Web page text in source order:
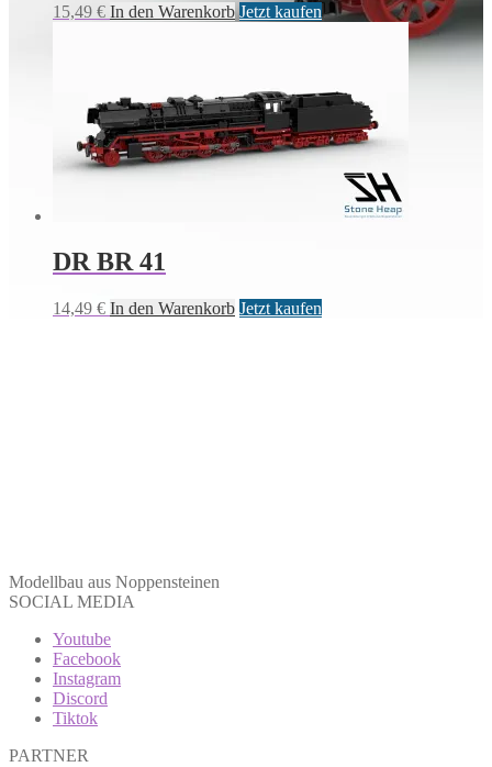
15,49 € In den Warenkorb Jetzt kaufen
DR BR 41
14,49 € In den Warenkorb Jetzt kaufen
Modellbau aus Noppensteinen
SOCIAL MEDIA
Youtube
Facebook
Instagram
Discord
Tiktok
PARTNER